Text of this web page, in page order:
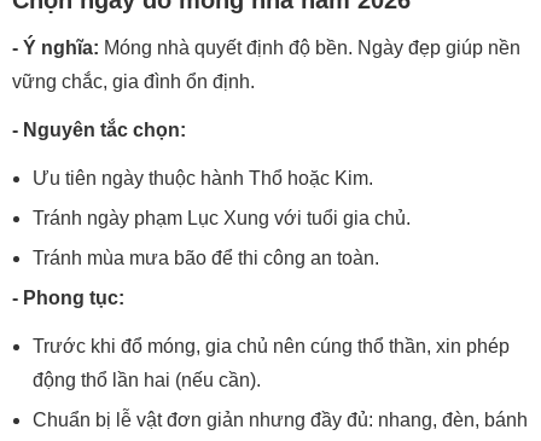
- Ý nghĩa: Móng nhà quyết định độ bền. Ngày đẹp giúp nền
vững chắc, gia đình ổn định.
- Nguyên tắc chọn:
Ưu tiên ngày thuộc hành Thổ hoặc Kim.
Tránh ngày phạm Lục Xung với tuổi gia chủ.
Tránh mùa mưa bão để thi công an toàn.
- Phong tục:
Trước khi đổ móng, gia chủ nên cúng thổ thần, xin phép
động thổ lần hai (nếu cần).
Chuẩn bị lễ vật đơn giản nhưng đầy đủ: nhang, đèn, bánh